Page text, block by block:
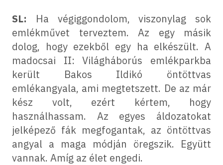
SL: Ha végiggondolom, viszonylag sok
emlékművet terveztem. Az egy másik
dolog, hogy ezekből egy ha elkészült. A
madocsai II: Világháborús emlékparkba
került Bakos Ildikó öntöttvas
emlékangyala, ami megtetszett. De az már
kész volt, ezért kértem, hogy
használhassam. Az egyes áldozatokat
jelképező fák megfogantak, az öntöttvas
angyal a maga módján öregszik. Együtt
vannak. Amíg az élet engedi.